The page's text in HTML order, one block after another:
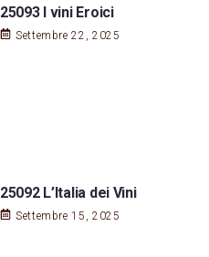
25093 I vini Eroici
Settembre 22, 2025
25092 L’Italia dei Vini
Settembre 15, 2025